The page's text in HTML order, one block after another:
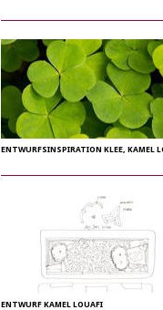
ENTWURFSINSPIRATION KLEE, KAMEL
ENTWURF KAMEL LOUAFI